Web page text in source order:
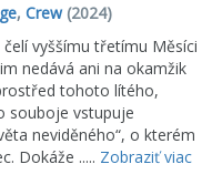
,Crew(2024)
čelí vyššímu třetímu Měsíci
nedává ani na okamžik
tohoto lítého,
souboje vstupuje
neviděného“, o kterém
Dokáže ..... Zobraziť viac